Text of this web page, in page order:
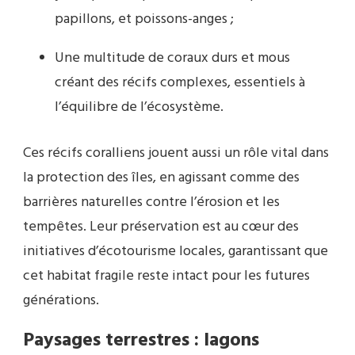
papillons, et poissons-anges ;
Une multitude de coraux durs et mous
créant des récifs complexes, essentiels à
l’équilibre de l’écosystème.
Ces récifs coralliens jouent aussi un rôle vital dans
la protection des îles, en agissant comme des
barrières naturelles contre l’érosion et les
tempêtes. Leur préservation est au cœur des
initiatives d’écotourisme locales, garantissant que
cet habitat fragile reste intact pour les futures
générations.
Paysages terrestres : lagons